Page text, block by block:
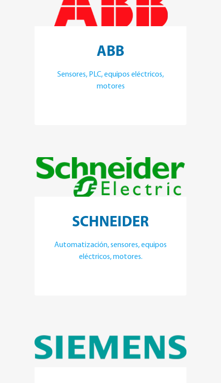
ABB
Sensores, PLC, equipos eléctricos,
motores
SCHNEIDER
Automatización, sensores, equipos
eléctricos, motores.